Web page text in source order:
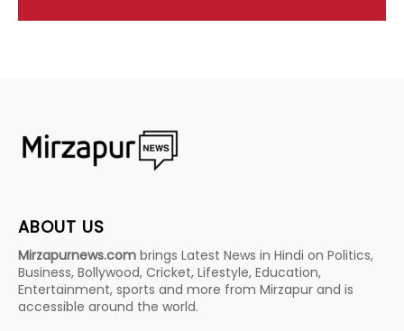
ABOUT US
Mirzapurnews.com brings Latest News in Hindi on Politics,
Business, Bollywood, Cricket, Lifestyle, Education,
Entertainment, sports and more from Mirzapur and is
accessible around the world.